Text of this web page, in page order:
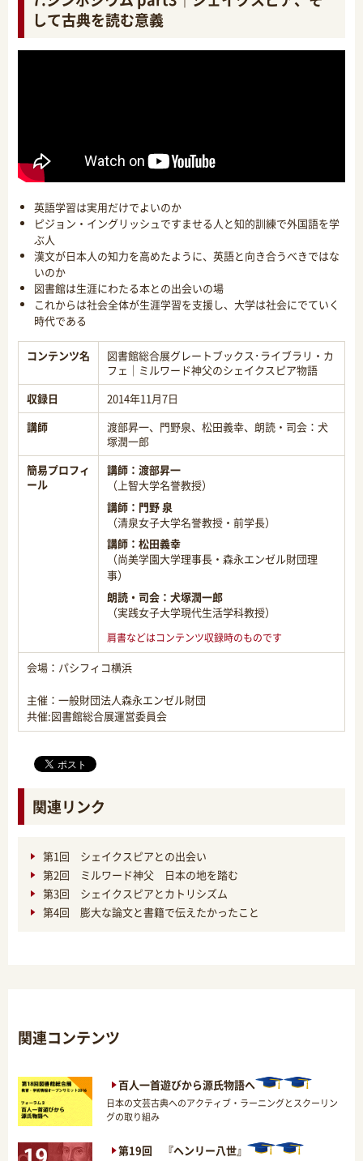
して古典を読む意義
英語学習は実用だけでよいのか
ピジョン・イングリッシュですませる人と知的訓練で外国語を学
ぶ人
漢文が日本人の知力を高めたように、英語と向き合うべきではな
いのか
図書館は生涯にわたる本との出会いの場
これからは社会全体が生涯学習を支援し、大学は社会にでていく
時代である
コンテンツ名
図書館総合展グレートブックス･ライブラリ・カ
フェ｜ミルワード神父のシェイクスピア物語
収録日
2014年11月7日
講師
渡部昇一、門野泉、松田義幸、朗読・司会：犬
塚潤一郎
簡易プロフィ
ール
講師： 渡部昇一
（上智大学名誉教授）
講師： 門野 泉
（清泉女子大学名誉教授・前学長）
講師： 松田義幸
（尚美学園大学理事長・森永エンゼル財団理
事）
朗読・司会： 犬塚潤一郎
（実践女子大学現代生活学科教授）
肩書などはコンテンツ収録時のものです
会場：パシフィコ横浜
主催：一般財団法人森永エンゼル財団
共催:図書館総合展運営委員会
関連リンク
第1回 シェイクスピアとの出会い
第2回 ミルワード神父 日本の地を踏む
第3回 シェイクスピアとカトリシズム
第4回 膨大な論文と書籍で伝えたかったこと
関連コンテンツ
百人一首遊びから源氏物語へ
日本の文芸古典へのアクティブ・ラーニングとスクーリン
グの取り組み
第19回 『ヘンリー八世』